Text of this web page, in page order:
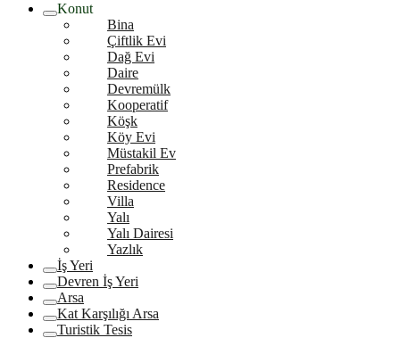
Konut
Bina
Çiftlik Evi
Dağ Evi
Daire
Devremülk
Kooperatif
Köşk
Köy Evi
Müstakil Ev
Prefabrik
Residence
Villa
Yalı
Yalı Dairesi
Yazlık
İş Yeri
Devren İş Yeri
Arsa
Kat Karşılığı Arsa
Turistik Tesis